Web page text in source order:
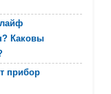
Каковы
прибор